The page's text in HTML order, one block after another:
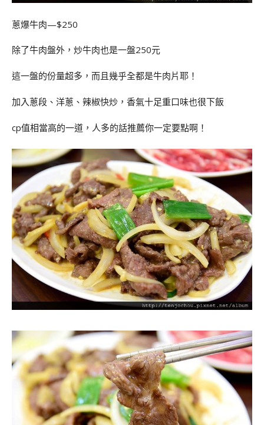
蔥爆牛肉—$250
除了牛肉盤外，炒牛肉也是一盤250元
這一盤的份量超多，而且幾乎全都是牛肉片耶！
加入蔥段、洋蔥、辣椒快炒，香氣十足重口味也很下飯
cp值相當高的一道，人多的話推薦你一定要點啊！